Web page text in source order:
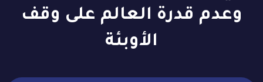
وعدم قدرة العالم على وقف
الأوبئة